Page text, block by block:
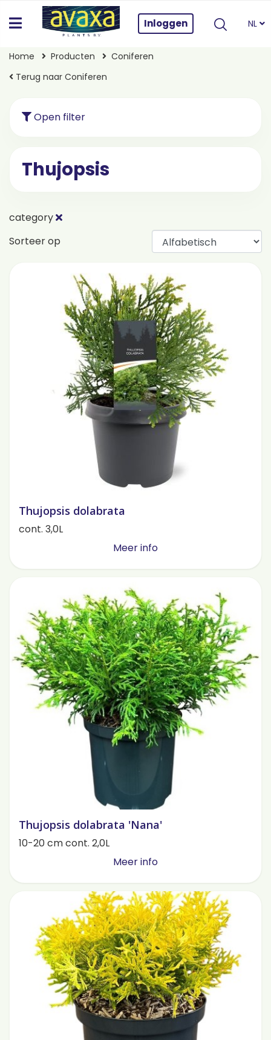
Inloggen NL
Home Producten
Coniferen
Terug naar Coniferen
Open filter
Thujopsis
category
Sorteer op
Thujopsis dolabrata
cont. 3,0L
Meer info
Thujopsis dolabrata 'Nana'
10-20 cm cont. 2,0L
Meer info